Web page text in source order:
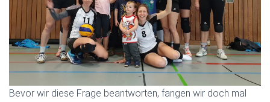
Bevor wir diese Frage beantworten, fangen wir doch mal